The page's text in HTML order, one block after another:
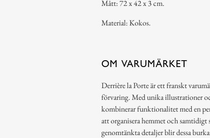
Mått: 72 x 42 x 3 cm.
Material: Kokos.
OM VARUMÄRKET
Derrière la Porte är ett franskt
förvaring. Med unika illustrationer
kombinerar funktionalitet med en
att organisera hemmet och
genomtänkta detaljer blir dessa